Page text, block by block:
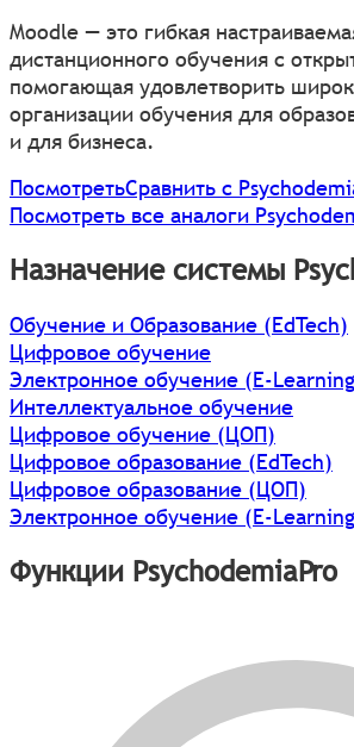
Moodle — это гибкая
дистанционного обучения с
помогающая удовлетворить
организации обучения для
и для бизнеса.
ПосмотретьСравнить с
Посмотреть все аналоги
Назначение системы
Обучение и Образование (EdTech)
Цифровое обучение
Электронное обучение (E-
Интеллектуальное обучение
Цифровое обучение (ЦОП)
Цифровое образование (EdTech)
Цифровое образование (ЦОП)
Электронное обучение (E-
Функции PsychodemiaPro